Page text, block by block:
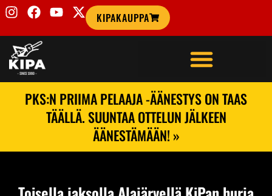
KIPAKAUPPA
PKS:N PRIIMA PELAAJA -ÄÄNESTYS ON TAAS
TÄÄLLÄ. SUUNTAA OTTELUN JÄLKEEN
ÄÄNESTÄMÄÄN! »